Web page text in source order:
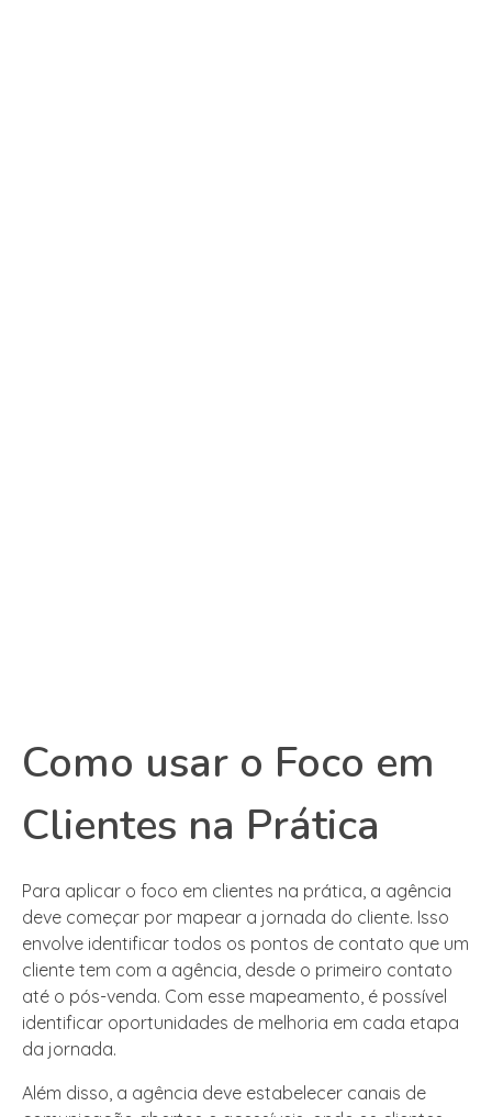
Como usar o Foco em
Clientes na Prática
Para aplicar o foco em clientes na prática, a agência
deve começar por mapear a jornada do cliente. Isso
envolve identificar todos os pontos de contato que um
cliente tem com a agência, desde o primeiro contato
até o pós-venda. Com esse mapeamento, é possível
identificar oportunidades de melhoria em cada etapa
da jornada.
Além disso, a agência deve estabelecer canais de